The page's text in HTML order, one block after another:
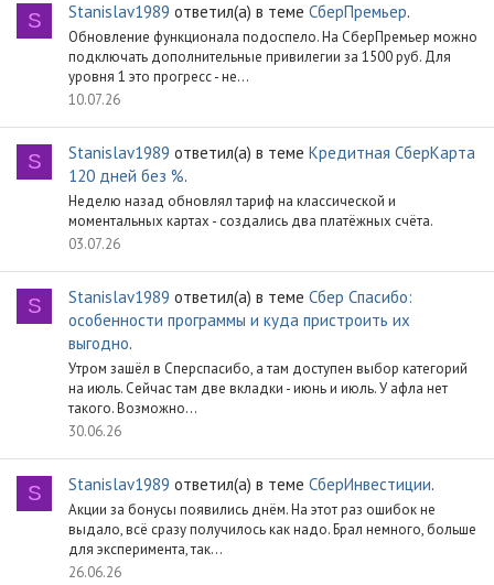
S Stanislav1989 ответил(а) в теме СберПремьер.
Обновление функционала подоспело. На СберПремьер можно
подключать дополнительные привилегии за 1500 руб. Для
уровня 1 это прогресс - не...
10.07.26
S Stanislav1989 ответил(а) в теме Кредитная СберКарта
120 дней без %.
Неделю назад обновлял тариф на классической и
моментальных картах - создались два платёжных счёта.
03.07.26
S Stanislav1989 ответил(а) в теме Сбер Спасибо:
особенности программы и куда пристроить их
выгодно.
Утром зашёл в Сперспасибо, а там доступен выбор категорий
на июль. Сейчас там две вкладки - июнь и июль. У афла нет
такого. Возможно...
30.06.26
S Stanislav1989 ответил(а) в теме СберИнвестиции.
Акции за бонусы появились днём. На этот раз ошибок не
выдало, всё сразу получилось как надо. Брал немного, больше
для эксперимента, так...
26.06.26